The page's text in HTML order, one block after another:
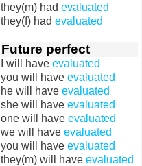
they(m) had evaluated
they(f) had evaluated
Future perfect
I will have evaluated
you will have evaluated
he will have evaluated
she will have evaluated
one will have evaluated
we will have evaluated
you will have evaluated
they(m) will have evaluated